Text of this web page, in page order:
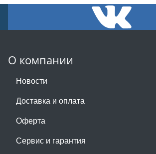
О компании
Новости
Доставка и оплата
Оферта
Сервис и гарантия